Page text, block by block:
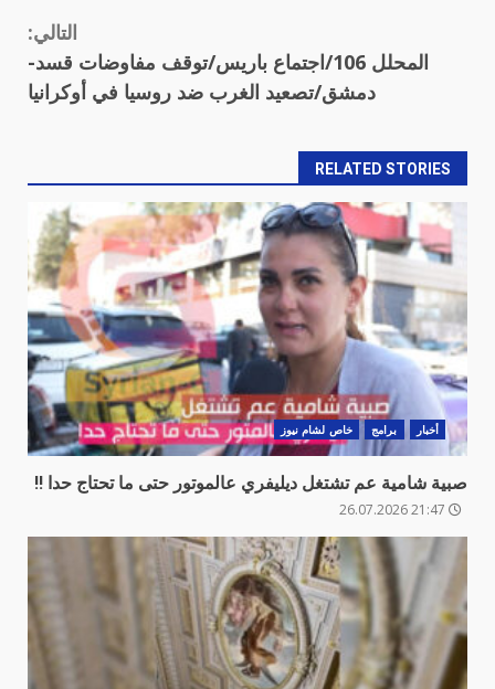
التالي:
المحلل 106/اجتماع باريس/توقف مفاوضات قسد-
دمشق/تصعيد الغرب ضد روسيا في أوكرانيا
RELATED STORIES
أخبار برامج خاص لشام نيوز
صبية شامية عم تشتغل ديليفري عالموتور حتى ما تحتاج حدا !!